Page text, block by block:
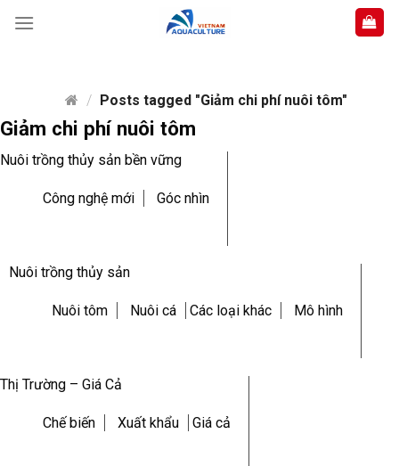
/ Posts tagged "Giảm chi phí nuôi tôm"
Giảm chi phí nuôi tôm
Nuôi trồng thủy sản bền vững
Công nghệ mới Góc nhìn
Nuôi trồng thủy sản
Nuôi tôm Nuôi cá Các loại khác Mô hình
Thị Trường – Giá Cả
Chế biến Xuất khẩu Giá cả